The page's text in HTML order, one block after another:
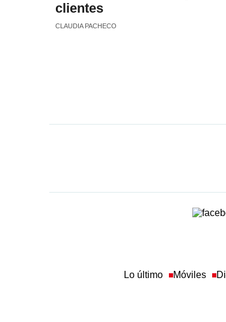
clientes
CLAUDIA PACHECO
Lo último Móviles